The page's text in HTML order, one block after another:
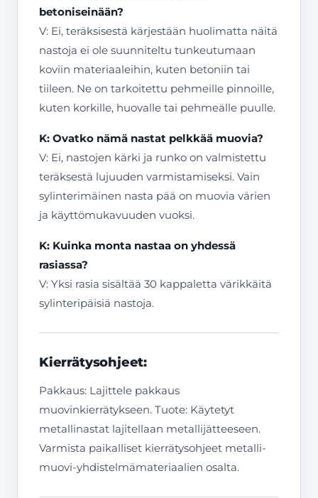
betoniseinään?
V: Ei, teräksisestä kärjestään huolimatta näitä
nastoja ei ole suunniteltu tunkeutumaan
koviin materiaaleihin, kuten betoniin tai
tiileen. Ne on tarkoitettu pehmeille pinnoille,
kuten korkille, huovalle tai pehmeälle puulle.
K: Ovatko nämä nastat pelkkää muovia?
V: Ei, nastojen kärki ja runko on valmistettu
teräksestä lujuuden varmistamiseksi. Vain
sylinterimäinen nasta pää on muovia värien
ja käyttömukavuuden vuoksi.
K: Kuinka monta nastaa on yhdessä
rasiassa?
V: Yksi rasia sisältää 30 kappaletta värikkäitä
sylinteripäisiä nastoja.
Kierrätysohjeet:
Pakkaus: Lajittele pakkaus
muovinkierrätykseen. Tuote: Käytetyt
metallinastat lajitellaan metallijätteeseen.
Varmista paikalliset kierrätysohjeet metalli-
muovi-yhdistelmämateriaalien osalta.